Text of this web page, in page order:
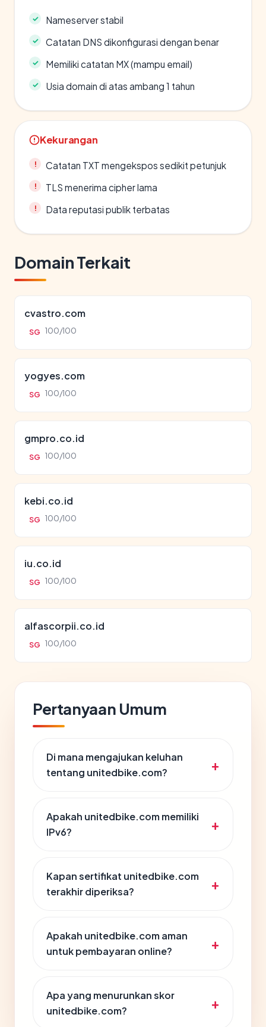
Nameserver stabil
Catatan DNS dikonfigurasi dengan benar
Memiliki catatan MX (mampu email)
Usia domain di atas ambang 1 tahun
Kekurangan
Catatan TXT mengekspos sedikit petunjuk
TLS menerima cipher lama
Data reputasi publik terbatas
Domain Terkait
cvastro.com
SG 100/100
yogyes.com
SG 100/100
gmpro.co.id
SG 100/100
kebi.co.id
SG 100/100
iu.co.id
SG 100/100
alfascorpii.co.id
SG 100/100
Pertanyaan Umum
Di mana mengajukan keluhan
tentang unitedbike.com?
Apakah unitedbike.com memiliki
IPv6?
Kapan sertifikat unitedbike.com
terakhir diperiksa?
Apakah unitedbike.com aman
untuk pembayaran online?
Apa yang menurunkan skor
unitedbike.com?